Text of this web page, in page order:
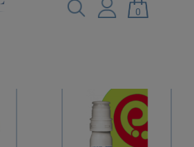
0
Preço